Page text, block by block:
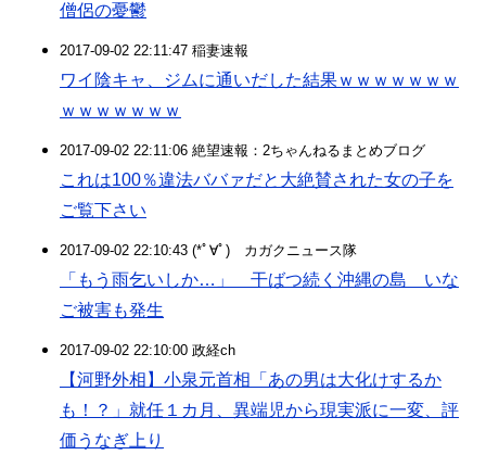
僧侶の憂鬱
2017-09-02 22:11:47 稲妻速報
ワイ陰キャ、ジムに通いだした結果ｗｗｗｗｗｗｗ
ｗｗｗｗｗｗｗ
2017-09-02 22:11:06 絶望速報：2ちゃんねるまとめブログ
これは100％違法ババァだと大絶賛された女の子を
ご覧下さい
2017-09-02 22:10:43 (*ﾟ∀ﾟ)ゞカガクニュース隊
「もう雨乞いしか…」 干ばつ続く沖縄の島 いな
ご被害も発生
2017-09-02 22:10:00 政経ch
【河野外相】小泉元首相「あの男は大化けするか
も！？」就任１カ月、異端児から現実派に一変、評
価うなぎ上り